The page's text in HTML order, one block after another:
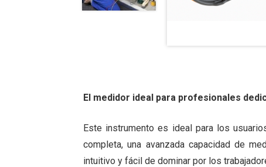
El medidor ideal para profesionales
Este instrumento es ideal para los
completa, una avanzada capacidad de
intuitivo y fácil de dominar por los